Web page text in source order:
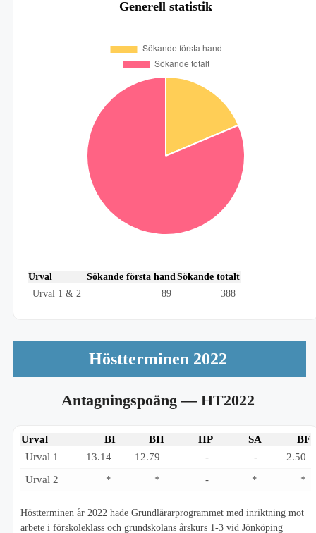
Generell statistik
Urval Sökande första hand Sökande totalt
Urval 1 & 2
89 388
Höstterminen 2022
Antagningspoäng— HT2022
Urval BI BII HP SA
BF
Urval 1
13.14 12.79 - -
2.50
Urval 2
* * - * *
Höstterminen år 2022 hade Grundlärarprogrammet med inriktning mot
arbete i förskoleklass och grundskolans årskurs 1-3 vid Jönköping